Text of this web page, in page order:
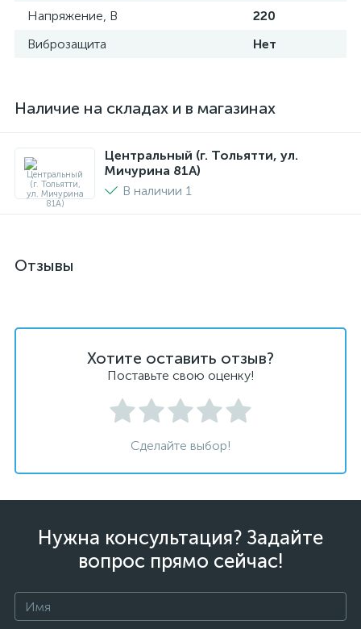
Напряжение, В
220
Виброзащита
Нет
Наличие на складах и в магазинах
Центральный (г. Тольятти, ул.
Мичурина 81А)
В наличии 1
Отзывы
Хотите оставить отзыв?
Поставьте свою оценку!
Сделайте выбор!
Нужна консультация? Задайте
вопрос прямо сейчас!